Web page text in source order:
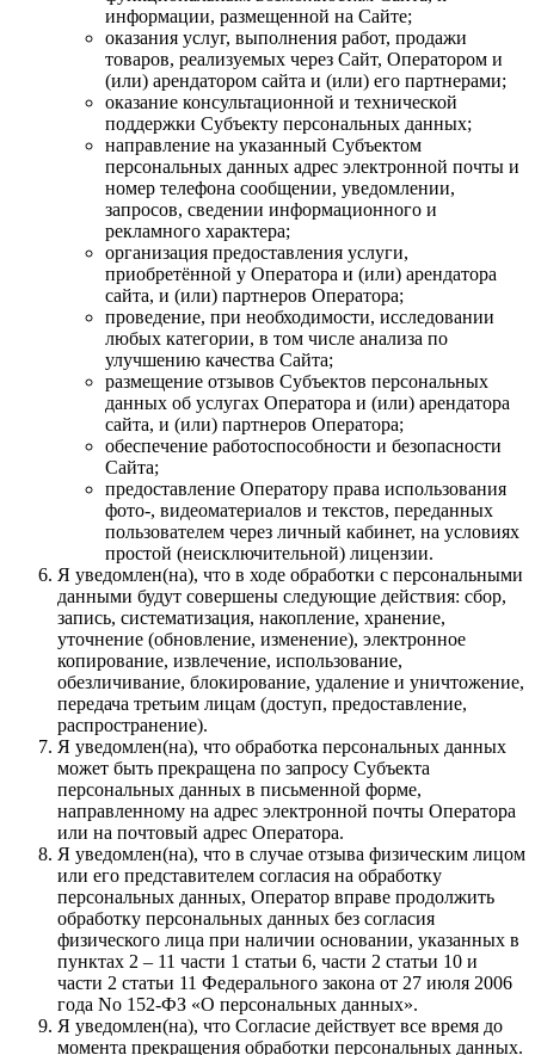
информации, размещенной на Сайте;
оказания услуг, выполнения работ, продажи
товаров, реализуемых через Сайт, Оператором и
(или) арендатором сайта и (или) его партнерами;
оказание консультационной и технической
поддержки Субъекту персональных данных;
направление на указанный Субъектом
персональных данных адрес электронной почты и
номер телефона сообщении, уведомлении,
запросов, сведении информационного и
рекламного характера;
организация предоставления услуги,
приобретённой у Оператора и (или) арендатора
сайта, и (или) партнеров Оператора;
проведение, при необходимости, исследовании
любых категории, в том числе анализа по
улучшению качества Сайта;
размещение отзывов Субъектов персональных
данных об услугах Оператора и (или) арендатора
сайта, и (или) партнеров Оператора;
обеспечение работоспособности и безопасности
Сайта;
предоставление Оператору права использования
фото-, видеоматериалов и текстов, переданных
пользователем через личный кабинет, на условиях
простой (неисключительной) лицензии.
Я уведомлен(на), что в ходе обработки с персональными
данными будут совершены следующие действия: сбор,
запись, систематизация, накопление, хранение,
уточнение (обновление, изменение), электронное
копирование, извлечение, использование,
обезличивание, блокирование, удаление и уничтожение,
передача третьим лицам (доступ, предоставление,
распространение).
Я уведомлен(на), что обработка персональных данных
может быть прекращена по запросу Субъекта
персональных данных в письменной форме,
направленному на адрес электронной почты Оператора
или на почтовый адрес Оператора.
Я уведомлен(на), что в случае отзыва физическим лицом
или его представителем согласия на обработку
персональных данных, Оператор вправе продолжить
обработку персональных данных без согласия
физического лица при наличии основании, указанных в
пунктах 2 – 11 части 1 статьи 6, части 2 статьи 10 и
части 2 статьи 11 Федерального закона от 27 июля 2006
года No 152-ФЗ «О персональных данных».
Я уведомлен(на), что Согласие действует все время до
момента прекращения обработки персональных данных.